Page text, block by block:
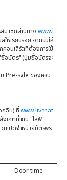
มาชิกผ่านทาง www.l
ให้เรียบร้อย จากนั้นให้
คอนเสิร์ตที่ต้องการใช้
ซื้อบัตร" (ปุ่มซื้อบัตรจะ
บ Pre-sale ของคอน
กอิน) ที่ www.livenat
งเกตที่แถบ "ไลฟ์
นเปิดจำหน่ายบัตรพรี
Door time